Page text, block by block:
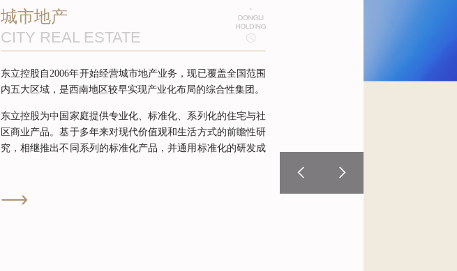
城市地产
CITY REAL ESTATE
东立控股自2006年开始经营城市地产业务，现已覆盖全国范围
内五大区域，是西南地区较早实现产业化布局的综合性集团。
东立控股为中国家庭提供专业化、标准化、系列化的住宅与社
区商业产品。基于多年来对现代价值观和生活方式的前瞻性研
究，相继推出不同系列的标准化产品，并通用标准化的研发成
